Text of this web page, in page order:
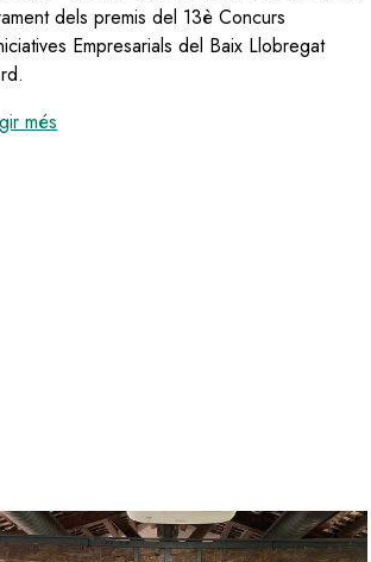
dels premis del 13è Concurs
Empresarials del Baix Llobregat
més
Tres empreses d’Olesa, premiades